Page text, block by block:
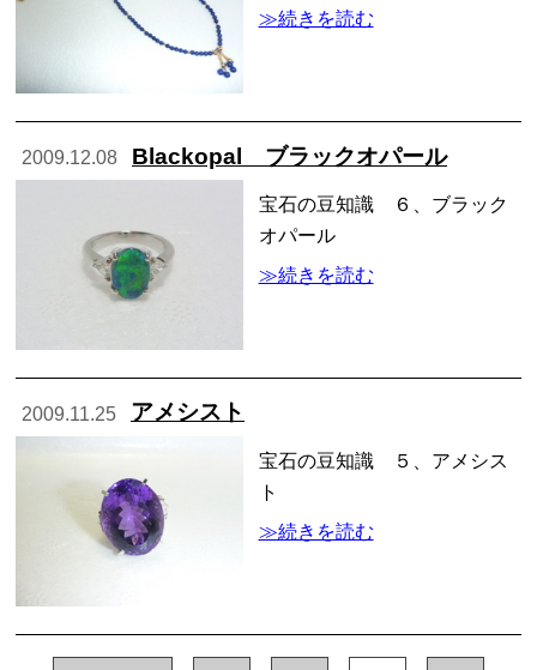
≫続きを読む
2009.12.08 Blackopal ブラックオパール
宝石の豆知識 ６、ブラック
オパール
≫続きを読む
2009.11.25 アメシスト
宝石の豆知識 ５、アメシス
ト
≫続きを読む